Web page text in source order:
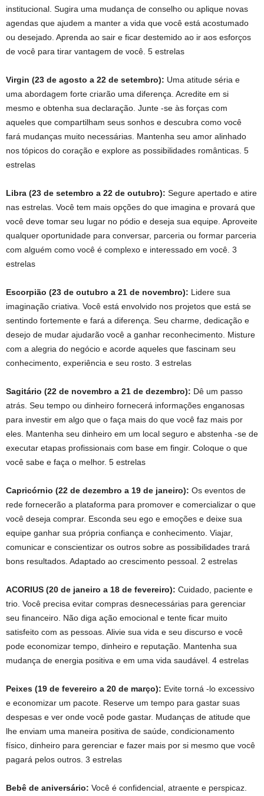
institucional. Sugira uma mudança de conselho ou aplique novas
agendas que ajudem a manter a vida que você está acostumado
ou desejado. Aprenda ao sair e ficar destemido ao ir aos esforços
de você para tirar vantagem de você. 5 estrelas
Virgin (23 de agosto a 22 de setembro): Uma atitude séria e
uma abordagem forte criarão uma diferença. Acredite em si
mesmo e obtenha sua declaração. Junte -se às forças com
aqueles que compartilham seus sonhos e descubra como você
fará mudanças muito necessárias. Mantenha seu amor alinhado
nos tópicos do coração e explore as possibilidades românticas. 5
estrelas
Libra (23 de setembro a 22 de outubro): Segure apertado e atire
nas estrelas. Você tem mais opções do que imagina e provará que
você deve tomar seu lugar no pódio e deseja sua equipe. Aproveite
qualquer oportunidade para conversar, parceria ou formar parceria
com alguém como você é complexo e interessado em você. 3
estrelas
Escorpião (23 de outubro a 21 de novembro): Lidere sua
imaginação criativa. Você está envolvido nos projetos que está se
sentindo fortemente e fará a diferença. Seu charme, dedicação e
desejo de mudar ajudarão você a ganhar reconhecimento. Misture
com a alegria do negócio e acorde aqueles que fascinam seu
conhecimento, experiência e seu rosto. 3 estrelas
Sagitário (22 de novembro a 21 de dezembro): Dê um passo
atrás. Seu tempo ou dinheiro fornecerá informações enganosas
para investir em algo que o faça mais do que você faz mais por
eles. Mantenha seu dinheiro em um local seguro e abstenha -se de
executar etapas profissionais com base em fingir. Coloque o que
você sabe e faça o melhor. 5 estrelas
Capricórnio (22 de dezembro a 19 de janeiro): Os eventos de
rede fornecerão a plataforma para promover e comercializar o que
você deseja comprar. Esconda seu ego e emoções e deixe sua
equipe ganhar sua própria confiança e conhecimento. Viajar,
comunicar e conscientizar os outros sobre as possibilidades trará
bons resultados. Adaptado ao crescimento pessoal. 2 estrelas
ACORIUS (20 de janeiro a 18 de fevereiro): Cuidado, paciente e
trio. Você precisa evitar compras desnecessárias para gerenciar
seu financeiro. Não diga ação emocional e tente ficar muito
satisfeito com as pessoas. Alivie sua vida e seu discurso e você
pode economizar tempo, dinheiro e reputação. Mantenha sua
mudança de energia positiva e em uma vida saudável. 4 estrelas
Peixes (19 de fevereiro a 20 de março): Evite torná -lo excessivo
e economizar um pacote. Reserve um tempo para gastar suas
despesas e ver onde você pode gastar. Mudanças de atitude que
lhe enviam uma maneira positiva de saúde, condicionamento
físico, dinheiro para gerenciar e fazer mais por si mesmo que você
pagará pelos outros. 3 estrelas
Bebê de aniversário: Você é confidencial, atraente e perspicaz.